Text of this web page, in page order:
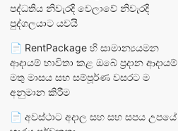
පද්ධතිය නිවැරදි වෙලාවේ නිවැරදි
පුද්ගලයාට යවයි
📄 RentPackage හි සාමාන්‍යයමන
ආදායම් භාවිතා කළ ඔබේ ප්‍රදාන ආදායම්
මතු මාසය සහ සම්පූර්ණ වසරට ම
අනුමාන කිරීම
📄 අවස්ථාට අදාල සහ සහ සපය උපයේ